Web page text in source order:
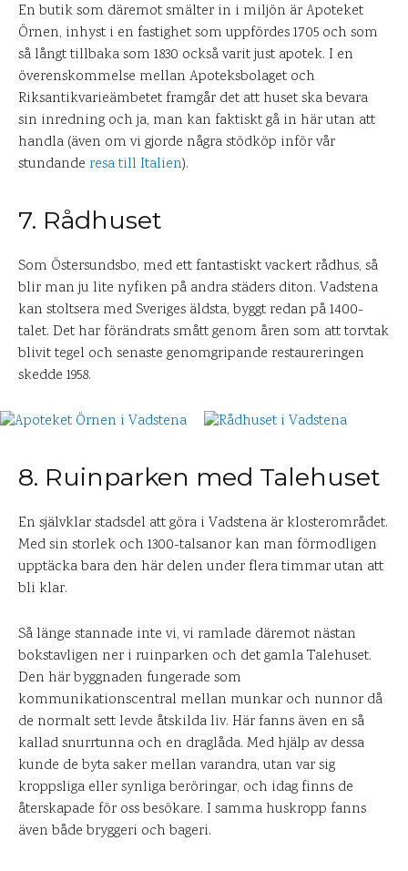
En butik som däremot smälter in i miljön är Apoteket
Örnen, inhyst i en fastighet som uppfördes 1705 och som
så långt tillbaka som 1830 också varit just apotek. I en
överenskommelse mellan Apoteksbolaget och
Riksantikvarieämbetet framgår det att huset ska bevara
sin inredning och ja, man kan faktiskt gå in här utan att
handla (även om vi gjorde några stödköp inför vår
stundande resa till Italien).
7. Rådhuset
Som Östersundsbo, med ett fantastiskt vackert rådhus, så
blir man ju lite nyfiken på andra städers diton. Vadstena
kan stoltsera med Sveriges äldsta, byggt redan på 1400-
talet. Det har förändrats smått genom åren som att torvtak
blivit tegel och senaste genomgripande restaureringen
skedde 1958.
8. Ruinparken med Talehuset
En självklar stadsdel att göra i Vadstena är klosterområdet.
Med sin storlek och 1300-talsanor kan man förmodligen
upptäcka bara den här delen under flera timmar utan att
bli klar.
Så länge stannade inte vi, vi ramlade däremot nästan
bokstavligen ner i ruinparken och det gamla Talehuset.
Den här byggnaden fungerade som
kommunikationscentral mellan munkar och nunnor då
de normalt sett levde åtskilda liv. Här fanns även en så
kallad snurrtunna och en draglåda. Med hjälp av dessa
kunde de byta saker mellan varandra, utan var sig
kroppsliga eller synliga beröringar, och idag finns de
återskapade för oss besökare. I samma huskropp fanns
även både bryggeri och bageri.